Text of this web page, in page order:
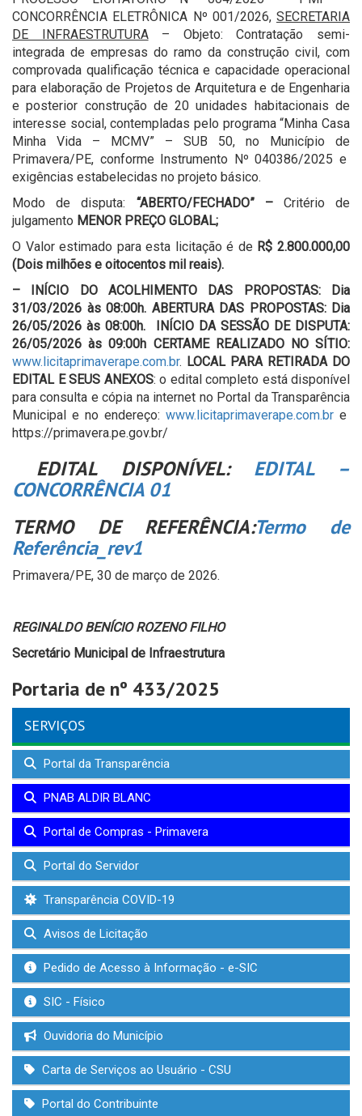
CONCORRÊNCIA ELETRÔNICA Nº 001/2026, SECRETARIA
DE INFRAESTRUTURA– Objeto: Contratação semi-
integrada de empresas do ramo da construção civil, com
comprovada qualificação técnica e capacidade operacional
para elaboração de Projetos de Arquitetura e de Engenharia
e posterior construção de 20 unidades habitacionais de
interesse social, contempladas pelo programa “Minha Casa
Minha Vida – MCMV” – SUB 50, no Município de
Primavera/PE, conforme Instrumento Nº 040386/2025 e
exigências estabelecidas no projeto básico.
Modo de disputa: “ABERTO/FECHADO” – Critério de
julgamento MENOR PREÇO GLOBAL;
O Valor estimado para esta licitação é de R$ 2.800.000,00
(Dois milhões e oitocentos mil reais).
– INÍCIO DO ACOLHIMENTO DAS PROPOSTAS: Dia
31/03/2026 às 08:00h. ABERTURA DAS PROPOSTAS: Dia
26/05/2026 às 08:00h. INÍCIO DA SESSÃO DE DISPUTA:
26/05/2026 às 09:00h CERTAME REALIZADO NO SÍTIO:
www.licitaprimaverape.com.br. LOCAL PARA RETIRADA DO
EDITAL E SEUS ANEXOS: o edital completo está disponível
para consulta e cópia na internet no Portal da Transparência
Municipal e no endereço: www.licitaprimaverape.com.br e
https://primavera.pe.gov.br/
EDITAL DISPONÍVEL: EDITAL –
CONCORRÊNCIA 01
TERMO DE REFERÊNCIA:Termo de
Referência_rev1
Primavera/PE, 30 de março de 2026.
REGINALDO BENÍCIO ROZENO FILHO
Secretário Municipal de Infraestrutura
Portaria de nº 433/2025
SERVIÇOS
Portal da Transparência
PNAB ALDIR BLANC
Portal de Compras - Primavera
Portal do Servidor
Transparência COVID-19
Avisos de Licitação
Pedido de Acesso à Informação - e-SIC
SIC - Físico
Ouvidoria do Município
Carta de Serviços ao Usuário - CSU
Portal do Contribuinte